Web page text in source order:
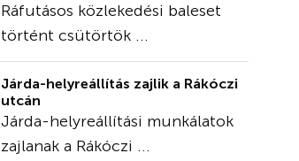
Ráfutásos közlekedési baleset
történt csütörtök ...
Járda-helyreállítás zajlik a Rákóczi
utcán
Járda-helyreállítási munkálatok
zajlanak a Rákóczi ...